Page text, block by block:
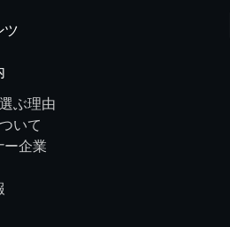
ツ
ぶ理由
いて
ー企業